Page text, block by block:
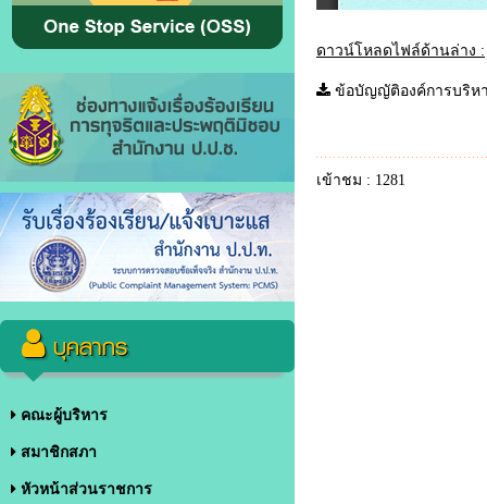
บุคลากร
คณะผู้บริหาร
สมาชิกสภา
หัวหน้าส่วนราชการ
ดาวน์โหลดไฟล์ด้านล่าง :
ข้อบัญญัติองค์การบริห
เข้าชม : 1281